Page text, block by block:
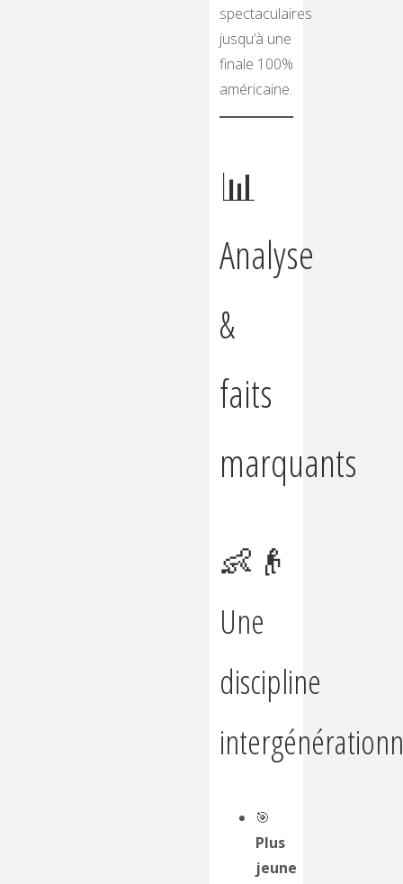
spectaculaires
jusqu’à une
finale 100%
américaine.
📊
Analyse
&
faits
marquants
👶👴
Une
discipline
🎯
Plus
jeune